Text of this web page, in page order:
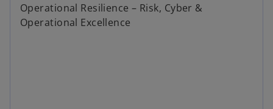
Operational Resilience – Risk, Cyber &
Operational Excellence